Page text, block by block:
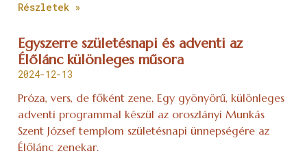
Részletek »
Egyszerre születésnapi és adventi az
Élőlánc különleges műsora
2024-12-13
Próza, vers, de főként zene. Egy gyönyörű, különleges
adventi programmal készül az oroszlányi Munkás
Szent József templom születésnapi ünnepségére az
Élőlánc zenekar.